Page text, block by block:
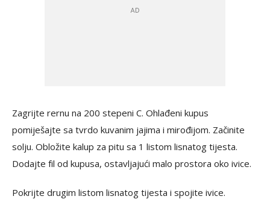
Zagrijte rernu na 200 stepeni C. Ohlađeni kupus
pomiješajte sa tvrdo kuvanim jajima i mirođijom. Začinite
solju. Obložite kalup za pitu sa 1 listom lisnatog tijesta.
Dodajte fil od kupusa, ostavljajući malo prostora oko ivice.
Pokrijte drugim listom lisnatog tijesta i spojite ivice.